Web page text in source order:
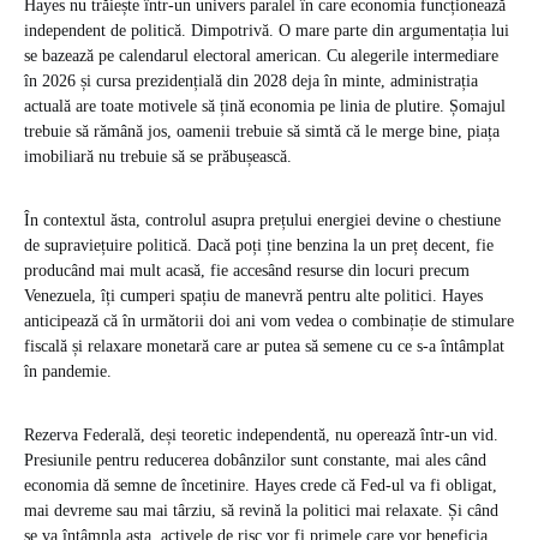
Hayes nu trăiește într-un univers paralel în care economia funcționează
independent de politică. Dimpotrivă. O mare parte din argumentația lui
se bazează pe calendarul electoral american. Cu alegerile intermediare
în 2026 și cursa prezidențială din 2028 deja în minte, administrația
actuală are toate motivele să țină economia pe linia de plutire. Șomajul
trebuie să rămână jos, oamenii trebuie să simtă că le merge bine, piața
imobiliară nu trebuie să se prăbușească.
În contextul ăsta, controlul asupra prețului energiei devine o chestiune
de supraviețuire politică. Dacă poți ține benzina la un preț decent, fie
producând mai mult acasă, fie accesând resurse din locuri precum
Venezuela, îți cumperi spațiu de manevră pentru alte politici. Hayes
anticipează că în următorii doi ani vom vedea o combinație de stimulare
fiscală și relaxare monetară care ar putea să semene cu ce s-a întâmplat
în pandemie.
Rezerva Federală, deși teoretic independentă, nu operează într-un vid.
Presiunile pentru reducerea dobânzilor sunt constante, mai ales când
economia dă semne de încetinire. Hayes crede că Fed-ul va fi obligat,
mai devreme sau mai târziu, să revină la politici mai relaxate. Și când
se va întâmpla asta, activele de risc vor fi primele care vor beneficia.